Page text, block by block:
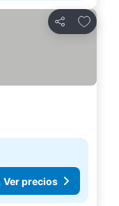
Compartir
Ver precios